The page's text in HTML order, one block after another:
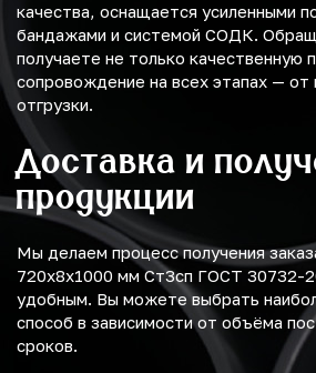
качества, оснащается усиленными
бандажами и системой СОДК.
получаете не только качественную
сопровождение на всех этапах — от
отгрузки.
Доставка и
продукции
Мы делаем процесс получения
720х8х1000 мм Ст3сп ГОСТ 30732-
удобным. Вы можете выбрать
способ в зависимости от объёма
сроков.